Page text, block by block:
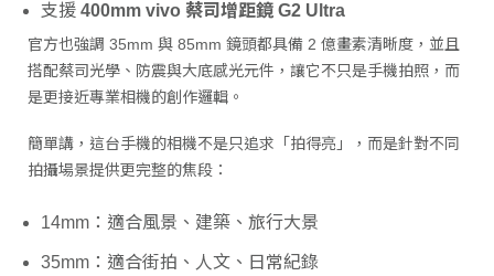
支援 400mm vivo 蔡司增距鏡 G2 Ultra
官方也強調 35mm 與 85mm 鏡頭都具備 2 億畫素清晰度，並且
搭配蔡司光學、防震與大底感光元件，讓它不只是手機拍照，而
是更接近專業相機的創作邏輯。
簡單講，這台手機的相機不是只追求「拍得亮」，而是針對不同
拍攝場景提供更完整的焦段：
14mm：適合風景、建築、旅行大景
35mm：適合街拍、人文、日常紀錄